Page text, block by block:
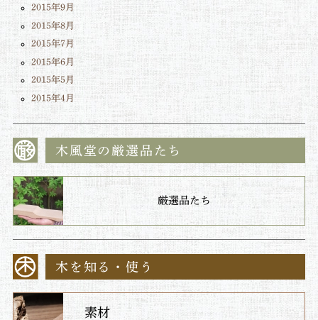
2015年9月
2015年8月
2015年7月
2015年6月
2015年5月
2015年4月
木風堂の厳選品たち
厳選品たち
木を知る・使う
素材